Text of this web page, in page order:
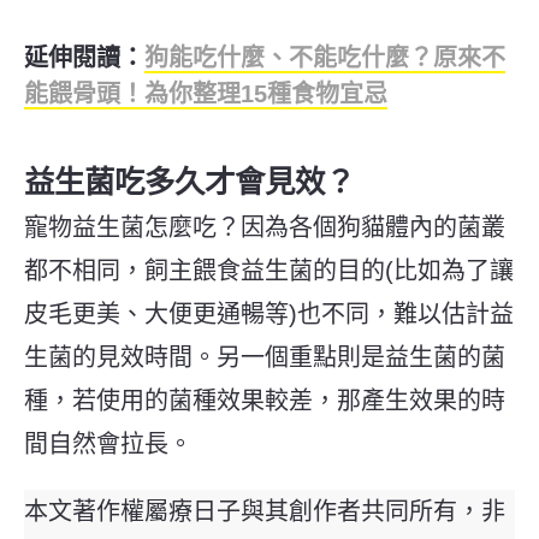
延伸閱讀： 狗能吃什麼、不能吃什麼？原來不
能餵骨頭！為你整理15種食物宜忌
益生菌吃多久才會見效？
寵物益生菌怎麼吃？因為各個狗貓體內的菌叢
都不相同，飼主餵食益生菌的目的(比如為了讓
皮毛更美、大便更通暢等)也不同，難以估計益
生菌的見效時間。另一個重點則是益生菌的菌
種，若使用的菌種效果較差，那產生效果的時
間自然會拉長。
本文著作權屬療日子與其創作者共同所有，非